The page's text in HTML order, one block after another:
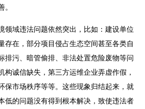
域违法问题依然突出，比如：建设单位
存在，部分项目侵占生态空间甚至各类自
排污、暗管偷排、非法处置危险废物等问
构诚信缺失，第三方运维企业弄虚作假，
保市场秩序等等。这些现象归结起来，就
低的问题没有得到根本解决，致使违法者